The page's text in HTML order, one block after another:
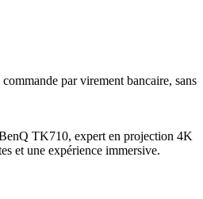
par virement bancaire, sans
TK710, expert en projection 4K
et une expérience immersive.